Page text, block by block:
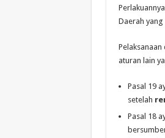
Daerah
Pelaksanaan
aturan lain
Pasal 19
setelah
Pasal 18